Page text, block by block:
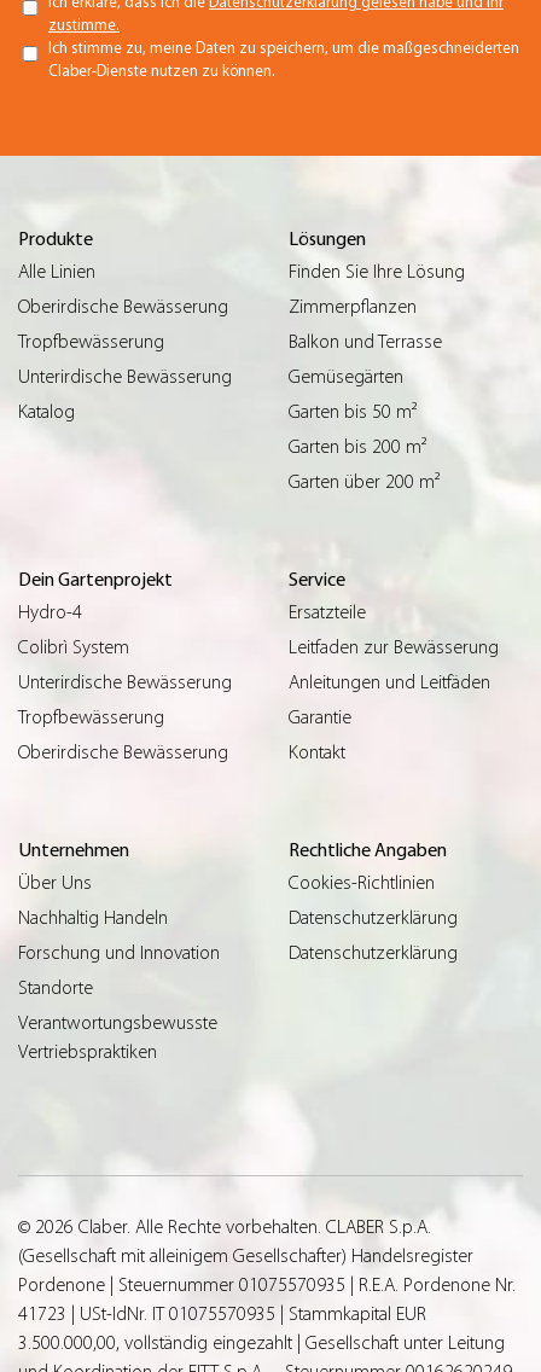
zustimme.
Ich stimme zu, meine Daten zu speichern, um die maßgeschneiderten
Claber-Dienste nutzen zu können.
Produkte
Alle Linien
Oberirdische Bewässerung
Tropfbewässerung
Unterirdische Bewässerung
Katalog
Lösungen
Finden Sie Ihre Lösung
Zimmerpflanzen
Balkon und Terrasse
Gemüsegärten
Garten bis 50 m²
Garten bis 200 m²
Garten über 200 m²
Dein Gartenprojekt
Hydro-4
Colibrì System
Unterirdische Bewässerung
Tropfbewässerung
Oberirdische Bewässerung
Service
Ersatzteile
Leitfaden zur Bewässerung
Anleitungen und Leitfäden
Garantie
Kontakt
Unternehmen
Über Uns
Nachhaltig Handeln
Forschung und Innovation
Standorte
Verantwortungsbewusste
Vertriebspraktiken
Rechtliche Angaben
Cookies-Richtlinien
Datenschutzerklärung
Datenschutzerklärung
© 2026 Claber. Alle Rechte vorbehalten. CLABER S.p.A.
(Gesellschaft mit alleinigem Gesellschafter) Handelsregister
Pordenone | Steuernummer 01075570935 | R.E.A. Pordenone Nr.
41723 | USt-IdNr. IT 01075570935 | Stammkapital EUR
3.500.000,00, vollständig eingezahlt | Gesellschaft unter Leitung